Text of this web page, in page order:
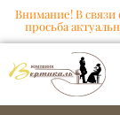
Внимание! В
просьба